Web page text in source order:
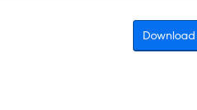
Download